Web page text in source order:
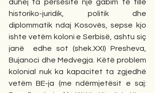
duhej ta përsësite një gabim të tillë
historiko-juridik, politik dhe
diplommatik ndaj Kosovës, sepse kjo
ishte vetëm koloni e Serbisë, ashtu siç
janë  edhe sot (shek.XXI) Presheva,
Bujanoci dhe Medvegja. Këtë problem
kolonial nuk ka kapacitet ta zgjedhë
vetëm BE-ja (me ndërmjetësit e saj: